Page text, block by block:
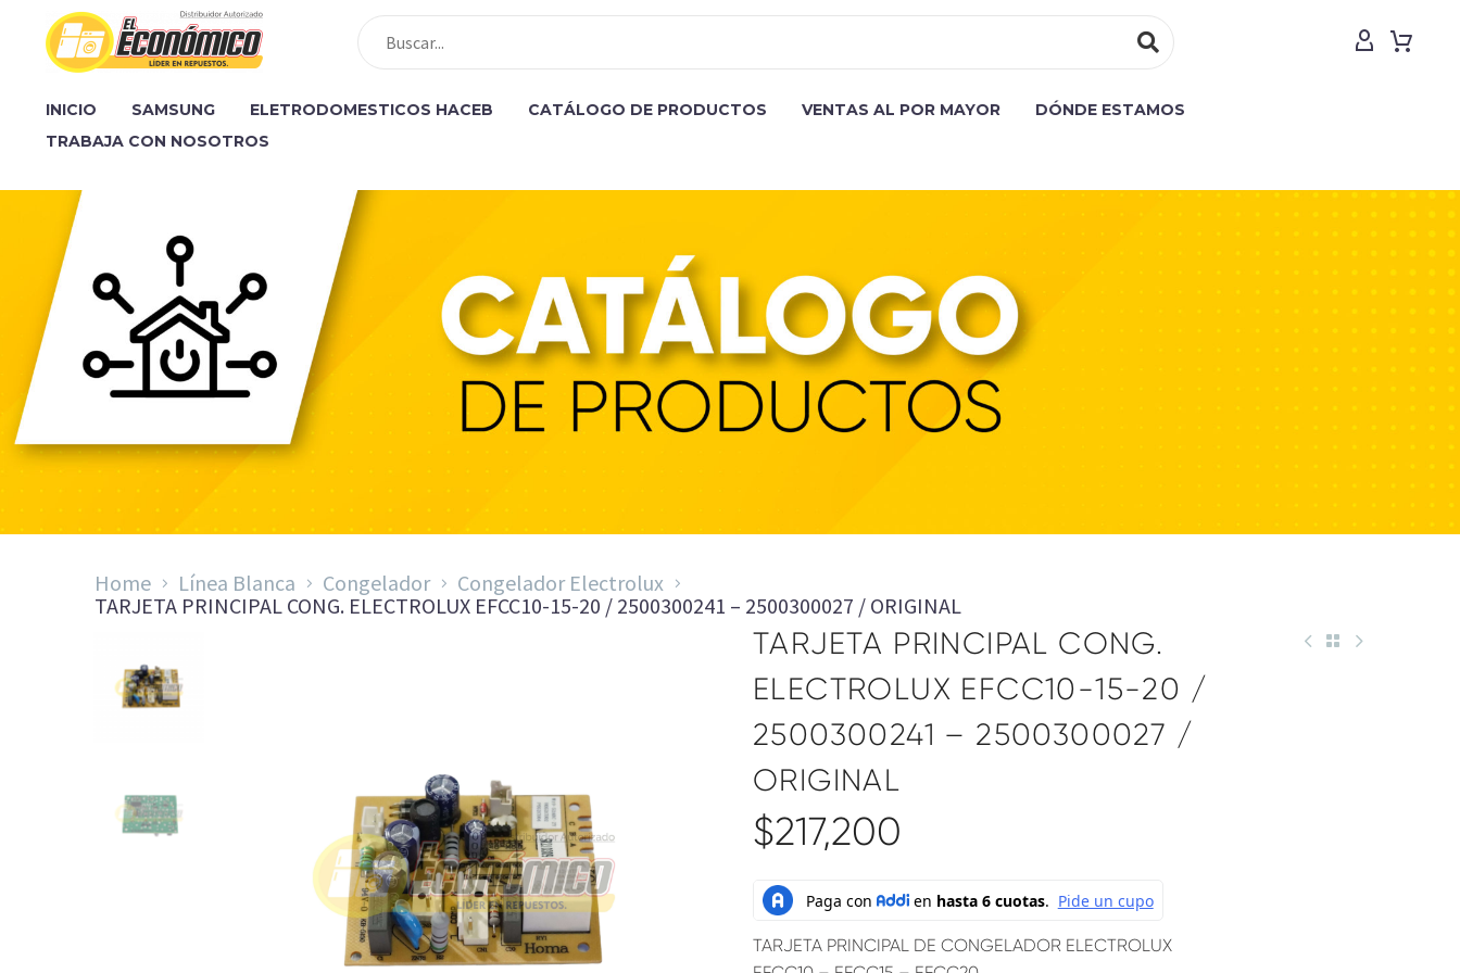
INICIO SAMSUNG ELETRODOMESTICOS HACEB CATÁLOGO DE PRODUCTOS VENTAS AL POR MAYOR
DÓNDE ESTAMOS
TRABAJA CON NOSOTROS
Home Línea Blanca Congelador
Congelador Electrolux
TARJETA PRINCIPAL CONG. ELECTROLUX EFCC10-15-20 / 2500300241 – 2500300027 / ORIGINAL
TARJETA PRINCIPAL CONG.
ELECTROLUX EFCC10-15-20 /
2500300241 – 2500300027 /
ORIGINAL
$217,200
TARJETA PRINCIPAL DE CONGELADOR ELECTROLUX